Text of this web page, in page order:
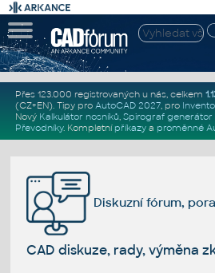
Přes 123.000 registrovaných u nás, celkem
(CZ+EN). Tipy pro AutoCAD 2027, pro
Nový Kalkulátor nosníků, Spirograf generátor
Převodníky. Kompletní příkazya proměnné
Diskuzní fórum,
CAD diskuze, rady, výměna